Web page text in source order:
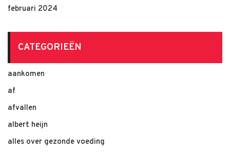
februari 2024
CATEGORIEËN
aankomen
af
afvallen
albert heijn
alles over gezonde voeding